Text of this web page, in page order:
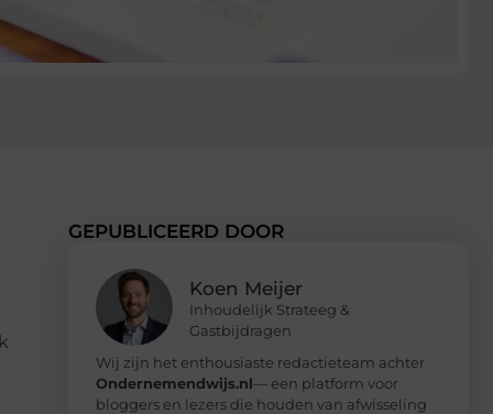
GEPUBLICEERD DOOR
Koen Meijer
Inhoudelijk Strateeg &
Gastbijdragen
Wij zijn het enthousiaste redactieteam achter
Ondernemendwijs.nl— een platform voor
bloggers en lezers die houden van afwisseling